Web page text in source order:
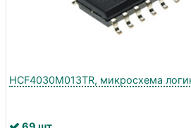
HCF4030M013TR, микросхема